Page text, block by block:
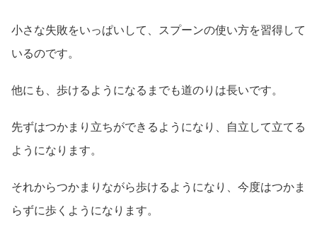
小さな失敗をいっぱいして、スプーンの使い方を習得して
いるのです。
他にも、歩けるようになるまでも道のりは長いです。
先ずはつかまり立ちができるようになり、自立して立てる
ようになります。
それからつかまりながら歩けるようになり、今度はつかま
らずに歩くようになります。